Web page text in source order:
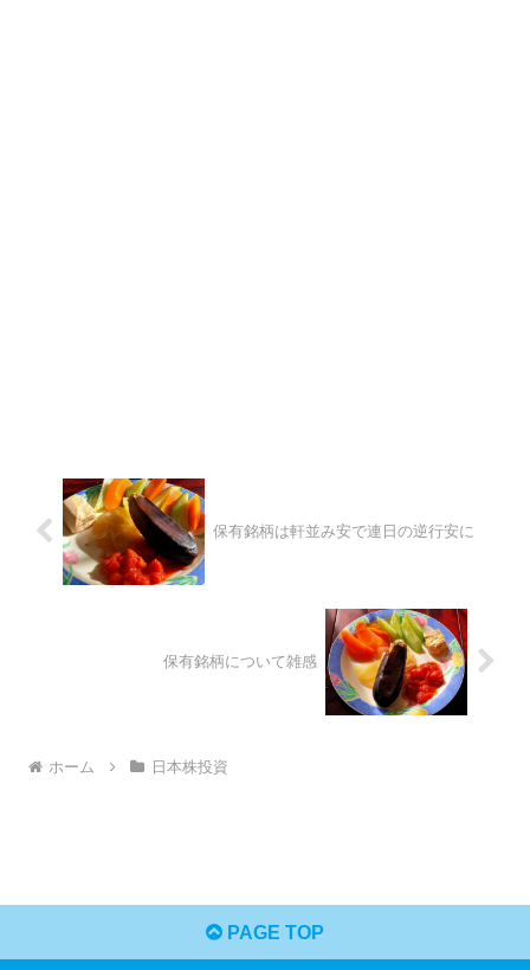
保有銘柄は軒並み安で連日の逆行安に
保有銘柄について雑感
ホーム 日本株投資
PAGE TOP